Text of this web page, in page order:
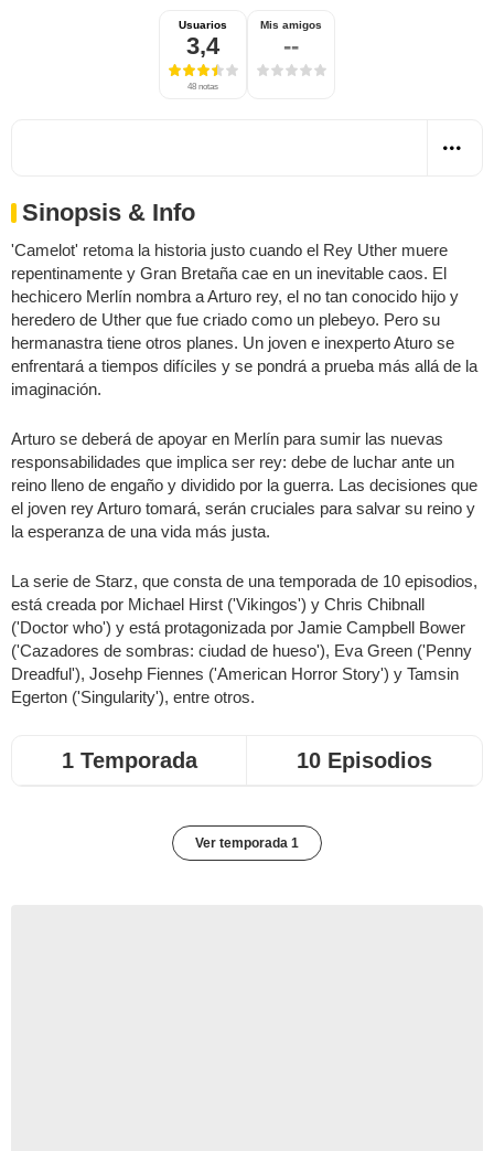
Usuarios
3,4
48 notas
Mis amigos
--
Sinopsis & Info
'Camelot' retoma la historia justo cuando el Rey Uther muere
repentinamente y Gran Bretaña cae en un inevitable caos. El
hechicero Merlín nombra a Arturo rey, el no tan conocido hijo y
heredero de Uther que fue criado como un plebeyo. Pero su
hermanastra tiene otros planes. Un joven e inexperto Aturo se
enfrentará a tiempos difíciles y se pondrá a prueba más allá de la
imaginación.
Arturo se deberá de apoyar en Merlín para sumir las nuevas
responsabilidades que implica ser rey: debe de luchar ante un
reino lleno de engaño y dividido por la guerra. Las decisiones que
el joven rey Arturo tomará, serán cruciales para salvar su reino y
la esperanza de una vida más justa.
La serie de Starz, que consta de una temporada de 10 episodios,
está creada por Michael Hirst ('Vikingos') y Chris Chibnall
('Doctor who') y está protagonizada por Jamie Campbell Bower
('Cazadores de sombras: ciudad de hueso'), Eva Green ('Penny
Dreadful'), Josehp Fiennes ('American Horror Story') y Tamsin
Egerton ('Singularity'), entre otros.
1 Temporada 10 Episodios
Ver temporada 1